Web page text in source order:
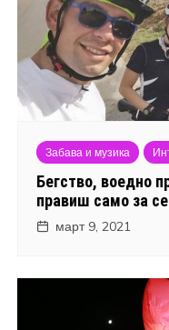
Забава и музика
Бегство, воедно
правиш само за
март 9, 2021